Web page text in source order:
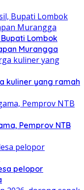
Lombok
Murangga
kuliner yang ramah
Pemprov NTB
pelopor